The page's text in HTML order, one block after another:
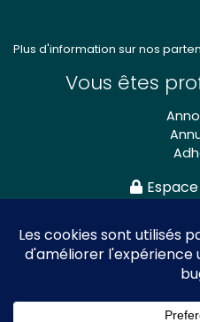
Plus d'information sur nos
Vous êtes